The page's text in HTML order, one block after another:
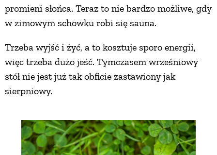
promieni słońca. Teraz to nie bardzo możliwe, gdy
w zimowym schowku robi się sauna.
Trzeba wyjść i żyć, a to kosztuje sporo energii,
więc trzeba dużo jeść. Tymczasem wrześniowy
stół nie jest już tak obficie zastawiony jak
sierpniowy.